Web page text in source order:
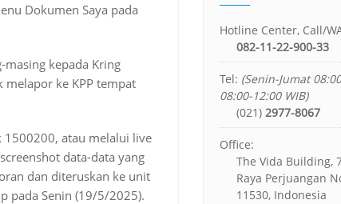
Dokumen Saya pada
kepada Kring
ke KPP tempat
1500200, atau melalui live
data-data yang
dan diteruskan ke unit
pada Senin (19/5/2025).
Hotline Center, Call/
082-11-22-900-33
Tel: (Senin-Jumat
08:00-12:00 WIB)
(021) 2977-8067
Office:
The Vida Building,
Raya Perjuangan
11530, Indonesia